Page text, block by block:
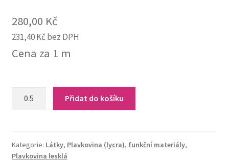
280,00 Kč
231,40Kč bez DPH
Cena za 1 m
Přidat do košíku
Kategorie: Látky, Plavkovina (lycra), funkční materiály,
Plavkovina lesklá